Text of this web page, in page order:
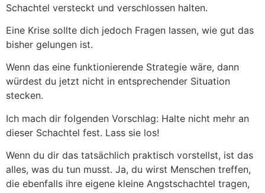
Schachtel versteckt und verschlossen halten.
Eine Krise sollte dich jedoch Fragen lassen, wie gut das
bisher gelungen ist.
Wenn das eine funktionierende Strategie wäre, dann
würdest du jetzt nicht in entsprechender Situation
stecken.
Ich mach dir folgenden Vorschlag: Halte nicht mehr an
dieser Schachtel fest. Lass sie los!
Wenn du dir das tatsächlich praktisch vorstellst, ist das
alles, was du tun musst. Ja, du wirst Menschen treffen,
die ebenfalls ihre eigene kleine Angstschachtel tragen,